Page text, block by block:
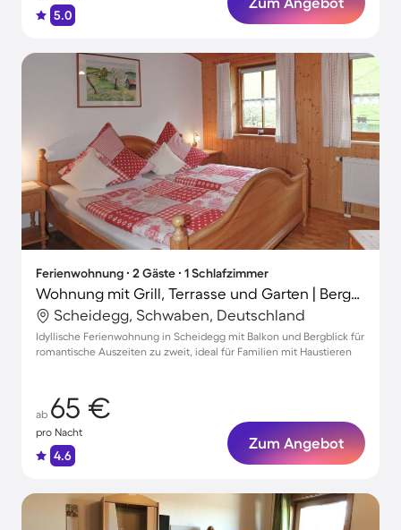
5.0
Ferienwohnung ∙ 2 Gäste ∙ 1 Schlafzimmer
Wohnung mit Grill, Terrasse und Garten | Bergblick
Scheidegg, Schwaben, Deutschland
Idyllische Ferienwohnung in Scheidegg mit Balkon und Bergblick für
romantische Auszeiten zu zweit, ideal für Familien mit Haustieren
ab 65 €
pro Nacht
4.6
Zum Angebot